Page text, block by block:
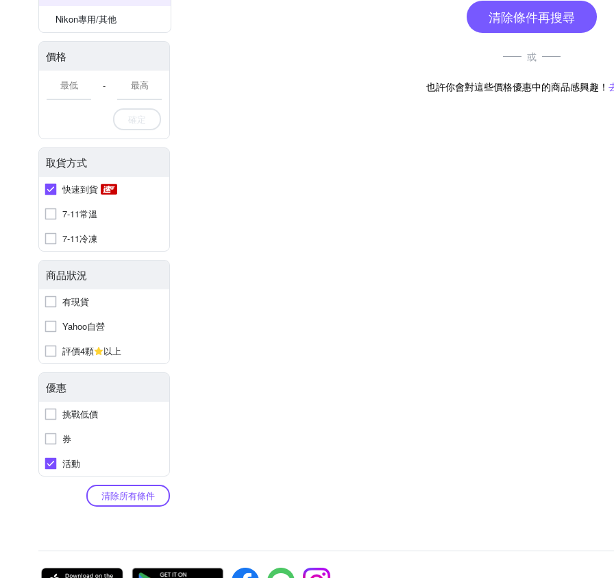
Nikon專用/其他
價格
-
確定
取貨方式
快速到貨
7-11常溫
7-11冷凍
商品狀況
有現貨
Yahoo自營
評價4顆
以上
優惠
挑戰低價
券
活動
清除所有條件
清除條件再搜尋
或
也許你會對這些價格優惠中的商品感興趣！